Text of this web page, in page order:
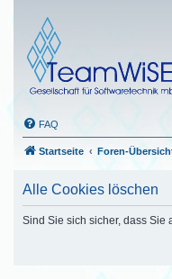
FAQ
Startseite Foren-
Alle Cookies löschen
Sind Sie sich sicher, dass